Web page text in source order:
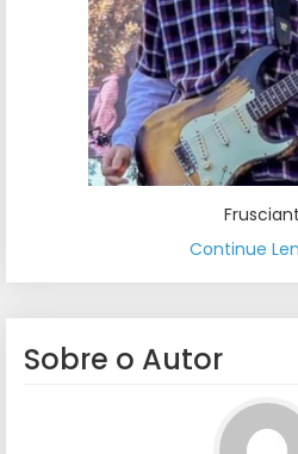
Continue
Sobre o Autor